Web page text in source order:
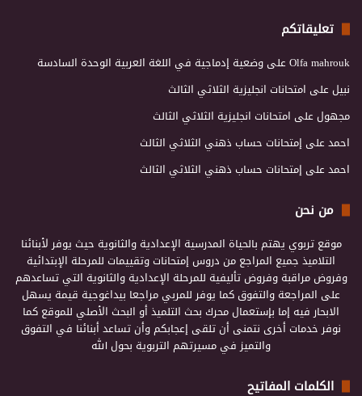
تعليقاتكم
Olfa mahroukعلى وضعية إدماجية في اللغة العربية الوحدة السادسة
نبيلعلى امتحانات انجليزية الثلاثي الثالث
مجهولعلى امتحانات انجليزية الثلاثي الثالث
احمدعلى إمتحانات حساب ذهني الثلاثي الثالث
احمدعلى إمتحانات حساب ذهني الثلاثي الثالث
من نحن
موقع تربوي يهتم بالحياة المدرسية الإعدادية والثانوية حيث يوفر لأبنائنا
التلاميذ جميع المراجع من دروس إمتحانات وتقييمات للمرحلة الإبتدائية
وفروض مراقبة وفروض تأليفية للمرحلة الإعدادية والثانوية التي تساعدهم
على المراجعة والتفوق كما يوفر للمربي مراجعا بيداغوجية قيمة يسهل
الابحار فيه إما بإستعمال محرك بحث التلميذ أو البحث الأصلي للموقع كما
نوفر خدمات أخرى نتمنى أن تلقى إعجابكم وأن تساعد أبنائنا في التفوق
والتميز في مسيرتهم التربوية بحول الله
الكلمات المفاتيح